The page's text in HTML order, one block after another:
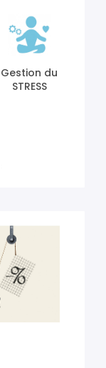
Gestion du
STRESS